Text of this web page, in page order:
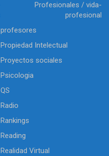
Profesionales / vida-
profesional
profesores
Propiedad Intelectual
Proyectos sociales
Psicologia
QS
Radio
Rankings
Reading
Realidad Virtual